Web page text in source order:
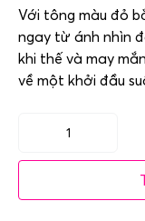
Với tông màu đỏ
ngay từ ánh nhìn
khi thế và may
về một khởi đầu
Điện
hoa